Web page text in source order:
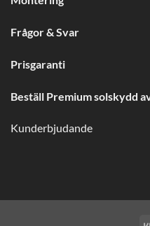
Frågor & Svar
Prisgaranti
Beställ Premium solskydd
Kunderbjudande